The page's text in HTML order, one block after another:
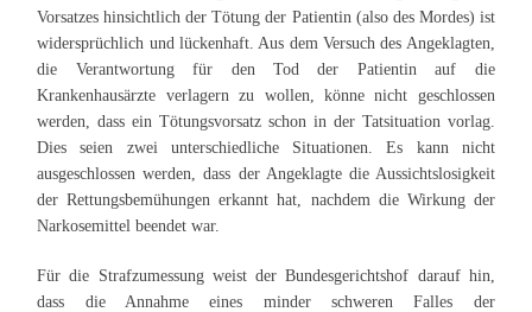
Vorsatzes hinsichtlich der Tötung der Patientin (also des Mordes) ist
widersprüchlich und lückenhaft. Aus dem Versuch des Angeklagten,
die Verantwortung für den Tod der Patientin auf die
Krankenhausärzte verlagern zu wollen, könne nicht geschlossen
werden, dass ein Tötungsvorsatz schon in der Tatsituation vorlag.
Dies seien zwei unterschiedliche Situationen. Es kann nicht
ausgeschlossen werden, dass der Angeklagte die Aussichtslosigkeit
der Rettungsbemühungen erkannt hat, nachdem die Wirkung der
Narkosemittel beendet war.
Für die Strafzumessung weist der Bundesgerichtshof darauf hin,
dass die Annahme eines minder schweren Falles der